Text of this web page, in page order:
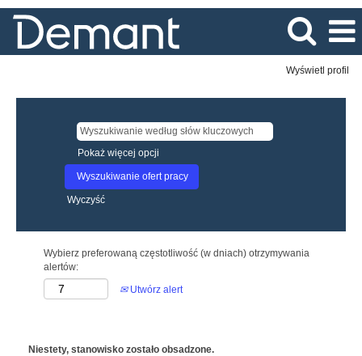
Wyświetl profil
Pokaż więcej opcji
Wyczyść
Wybierz preferowaną częstotliwość (w dniach) otrzymywania
alertów:
Utwórz alert
Niestety, stanowisko zostało obsadzone.